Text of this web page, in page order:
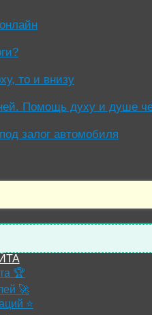
то и внизу
Помощь духу и душе
залог автомобиля
🏆
🚀
⭐